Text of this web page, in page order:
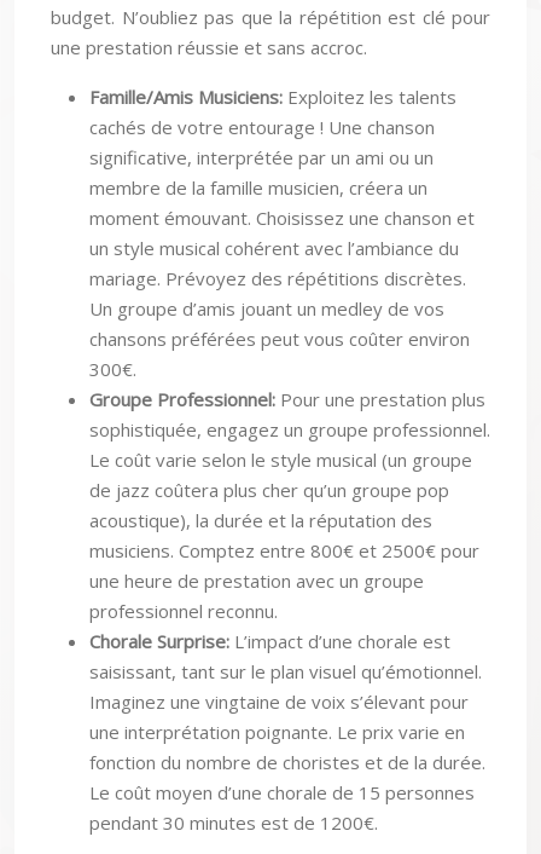
budget. N’oubliez pas que la répétition est clé pour
une prestation réussie et sans accroc.
Famille/Amis Musiciens: Exploitez les talents
cachés de votre entourage ! Une chanson
significative, interprétée par un ami ou un
membre de la famille musicien, créera un
moment émouvant. Choisissez une chanson et
un style musical cohérent avec l’ambiance du
mariage. Prévoyez des répétitions discrètes.
Un groupe d’amis jouant un medley de vos
chansons préférées peut vous coûter environ
300€.
Groupe Professionnel: Pour une prestation plus
sophistiquée, engagez un groupe professionnel.
Le coût varie selon le style musical (un groupe
de jazz coûtera plus cher qu’un groupe pop
acoustique), la durée et la réputation des
musiciens. Comptez entre 800€ et 2500€ pour
une heure de prestation avec un groupe
professionnel reconnu.
Chorale Surprise: L’impact d’une chorale est
saisissant, tant sur le plan visuel qu’émotionnel.
Imaginez une vingtaine de voix s’élevant pour
une interprétation poignante. Le prix varie en
fonction du nombre de choristes et de la durée.
Le coût moyen d’une chorale de 15 personnes
pendant 30 minutes est de 1200€.